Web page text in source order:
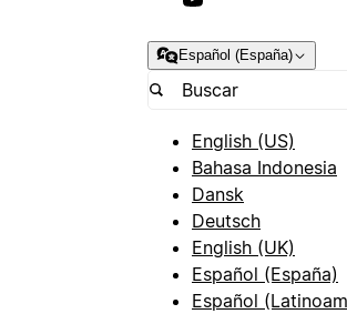
Español (España)
English (US)
Bahasa Indonesia
Dansk
Deutsch
English (UK)
Español (España)
Español